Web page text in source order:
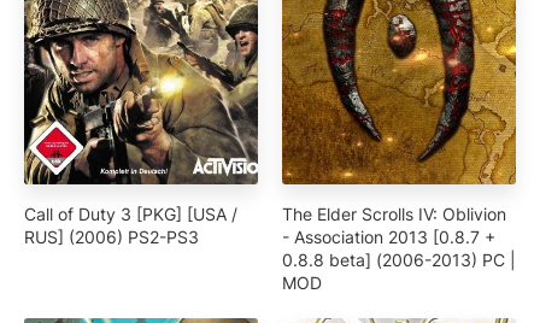
Call of Duty 3 [PKG] [USA /
RUS] (2006) PS2-PS3
The Elder Scrolls IV: Oblivion
- Association 2013 [0.8.7 +
0.8.8 beta] (2006-2013) PC |
MOD